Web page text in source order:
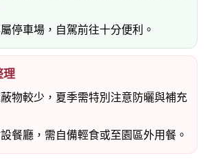
停車場，自駕前往十分便利。
理
物較少，夏季需特別注意防曬與補充
餐廳，需自備輕食或至園區外用餐。